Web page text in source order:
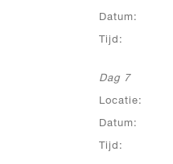
Datum:
Tijd:
Dag 7
Locatie:
Datum:
Tijd: